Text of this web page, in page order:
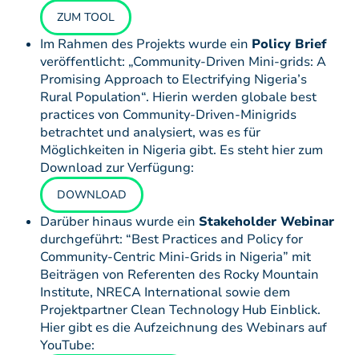
ZUM TOOL
Im Rahmen des Projekts wurde ein Policy Brief
veröffentlicht: „Community-Driven Mini-grids: A
Promising Approach to Electrifying Nigeria’s
Rural Population“. Hierin werden globale best
practices von Community-Driven-Minigrids
betrachtet und analysiert, was es für
Möglichkeiten in Nigeria gibt. Es steht hier zum
Download zur Verfügung:
DOWNLOAD
Darüber hinaus wurde ein Stakeholder Webinar
durchgeführt: “Best Practices and Policy for
Community-Centric Mini-Grids in Nigeria” mit
Beiträgen von Referenten des Rocky Mountain
Institute, NRECA International sowie dem
Projektpartner Clean Technology Hub Einblick.
Hier gibt es die Aufzeichnung des Webinars auf
YouTube: